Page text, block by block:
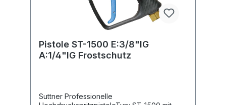
Pistole ST-1500 E:3/8"IG
A:1/4"IG Frostschutz
Suttner Professionelle